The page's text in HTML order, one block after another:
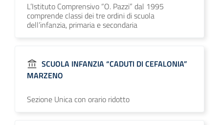
L’Istituto Comprensivo “O. Pazzi” dal 1995
comprende classi dei tre ordini di scuola
dell’infanzia, primaria e secondaria
SCUOLA INFANZIA “CADUTI DI CEFALONIA”
MARZENO
Sezione Unica con orario ridotto